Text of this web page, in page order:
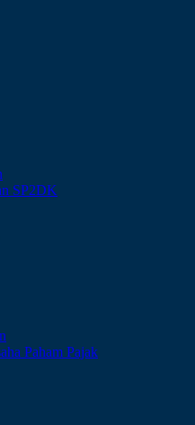
SP2DK
Paham Pajak